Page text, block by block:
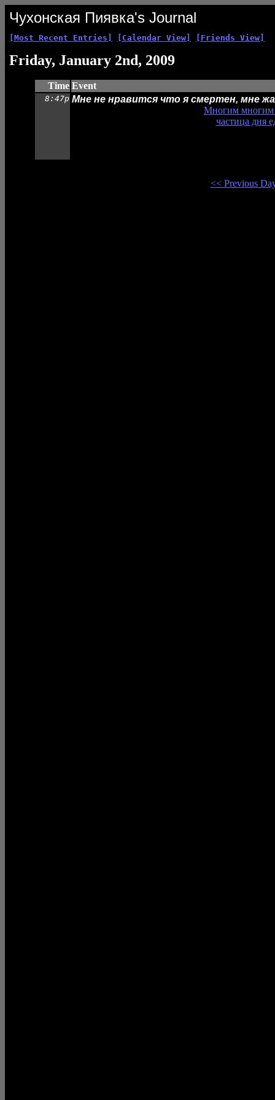
Чухонская Пиявка's Journal
[Most Recent Entries] [Calendar View] [Friends View]
Friday, January 2nd, 2009
Time Event
8:47p Мне не нравится что я смертен, мне
Многим многим
частица дня
<< Previous